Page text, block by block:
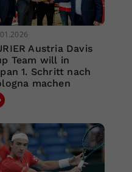
Austria Davis
Team will in
1. Schritt nach
machen